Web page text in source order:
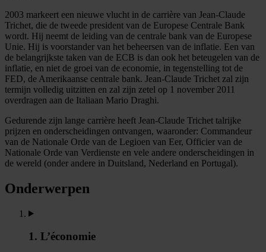
2003 markeert een nieuwe vlucht in de carrière van Jean-Claude
Trichet, die de tweede president van de Europese Centrale Bank
wordt. Hij neemt de leiding van de centrale bank van de Europese
Unie. Hij is voorstander van het beheersen van de inflatie. Een van
de belangrijkste taken van de ECB is dan ook het beteugelen van de
inflatie, en niet de groei van de economie, in tegenstelling tot de
FED, de Amerikaanse centrale bank. Jean-Claude Trichet zal zijn
termijn volledig uitzitten en zal zijn zetel op 1 november 2011
overdragen aan de Italiaan Mario Draghi.
Gedurende zijn lange carrière heeft Jean-Claude Trichet talrijke
prijzen en onderscheidingen ontvangen, waaronder: Commandeur
van de Nationale Orde van de Legioen van Eer, Officier van de
Nationale Orde van Verdienste en vele andere onderscheidingen in
de wereld (onder andere in Duitsland, Nederland en Portugal).
Onderwerpen
1. L’économie